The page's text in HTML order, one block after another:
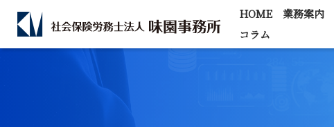
HOME 業務案内
コラム